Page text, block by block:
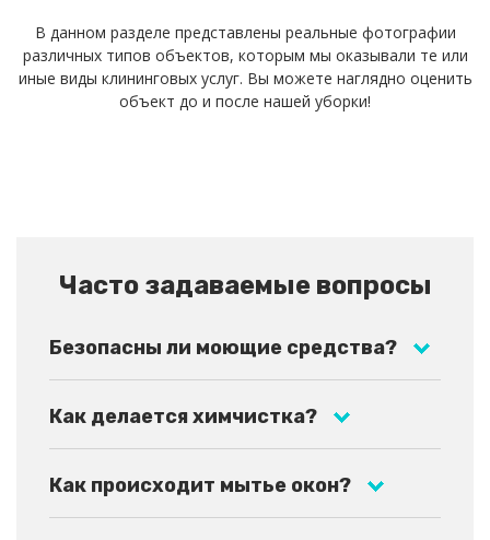
В данном разделе представлены реальные фотографии
различных типов объектов, которым мы оказывали те или
иные виды клининговых услуг. Вы можете наглядно оценить
объект до и после нашей уборки!
Часто задаваемые вопросы
Безопасны ли моющие средства?
Как делается химчистка?
Как происходит мытье окон?